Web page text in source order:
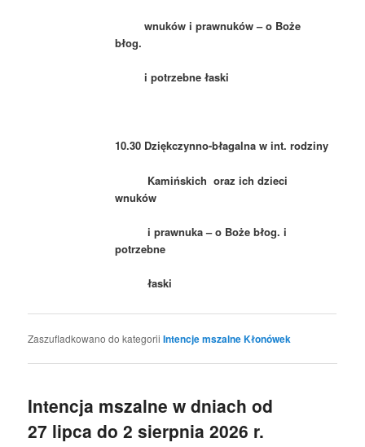
wnuków i prawnuków – o Boże
błog.
i potrzebne łaski
10.30 Dziękczynno-błagalna w int. rodziny
Kamińskich oraz ich dzieci
wnuków
i prawnuka – o Boże błog. i
potrzebne
łaski
Zaszufladkowano do kategorii Intencje mszalne Kłonówek
Intencja mszalne w dniach od
27 lipca do 2 sierpnia 2026 r.